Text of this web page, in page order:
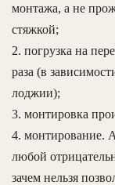
монтажа, а не
стяжкой;
2. погрузка на
раза (в
лоджии);
3. монтировка
4. монтирование.
любой
зачем нельзя